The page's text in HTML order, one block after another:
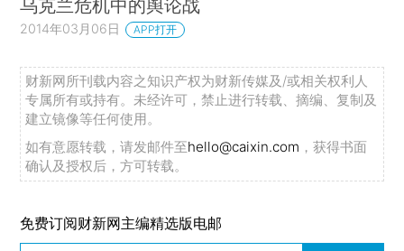
乌克兰危机中的舆论战
2014年03月06日 APP打开
财新网所刊载内容之知识产权为财新传媒及/或相关权利人
专属所有或持有。未经许可，禁止进行转载、摘编、复制及
建立镜像等任何使用。
如有意愿转载，请发邮件至hello@caixin.com ，获得书面
确认及授权后，方可转载。
免费订阅财新网主编精选版电邮